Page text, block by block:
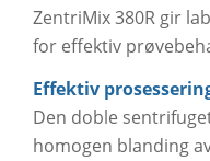
ZentriMix 380R gir
for effektiv
Effektiv
Den doble
homogen blanding